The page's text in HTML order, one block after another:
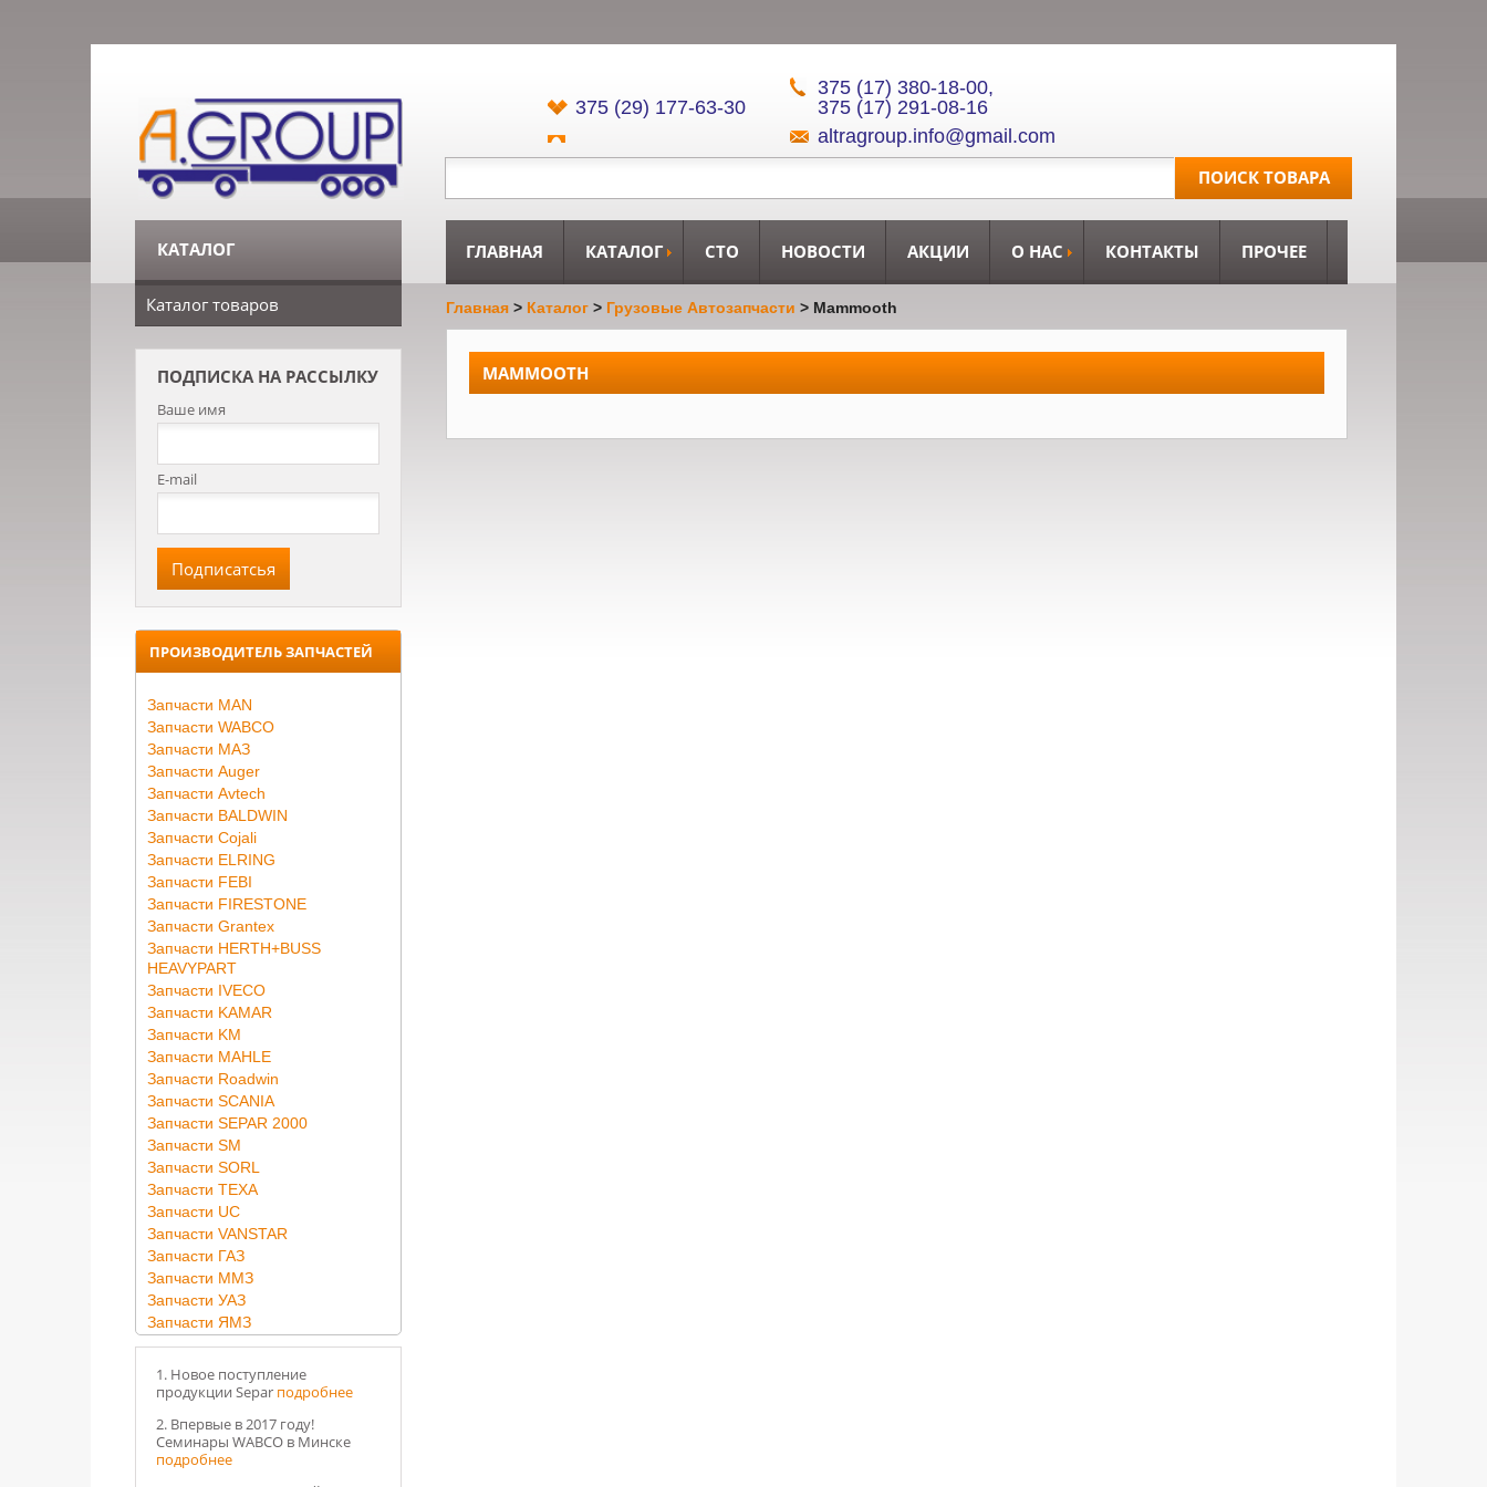
375 (29) 177-63-30
375 (17) 380-18-00,
375 (17) 291-08-16
altragroup.info@gmail.com
ГЛАВНАЯ КАТАЛОГ СТО НОВОСТИ АКЦИИ О НАС КОНТАКТЫ ПРОЧЕЕ
КАТАЛОГ
Каталог товаров
ПОДПИСКА НА РАССЫЛКУ
Ваше имя
E-mail
ПРОИЗВОДИТЕЛЬ ЗАПЧАСТЕЙ
Запчасти MAN
Запчасти WABCO
Запчасти МАЗ
Запчасти Auger
Запчасти Avtech
Запчасти BALDWIN
Запчасти Cojali
Запчасти ELRING
Запчасти FEBI
Запчасти FIRESTONE
Запчасти Grantex
Запчасти HERTH+BUSS
HEAVYPART
Запчасти IVECO
Запчасти KAMAR
Запчасти KM
Запчасти MAHLE
Запчасти Roadwin
Запчасти SCANIA
Запчасти SEPAR 2000
Запчасти SM
Запчасти SORL
Запчасти TEXA
Запчасти UC
Запчасти VANSTAR
Запчасти ГАЗ
Запчасти ММЗ
Запчасти УАЗ
Запчасти ЯМЗ
1. Новое поступление
продукции Separ подробнее
2. Впервые в 2017 году!
Семинары WABCO в Минске
подробнее
Главная > Каталог > Грузовые Автозапчасти > Mammooth
MAMMOOTH